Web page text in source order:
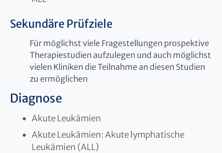
Sekundäre Prüfziele
Für möglichst viele Fragestellungen prospektive
Therapiestudien aufzulegen und auch möglichst
vielen Kliniken die Teilnahme an diesen Studien
zu ermöglichen
Diagnose
Akute Leukämien
Akute Leukämien: Akute lymphatische
Leukämien (ALL)